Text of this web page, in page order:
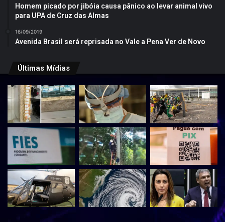
Homem picado por jibóia causa pânico ao levar animal vivo
para UPA de Cruz das Almas
16/09/2019
Avenida Brasil será reprisada no Vale a Pena Ver de Novo
Últimas Mídias